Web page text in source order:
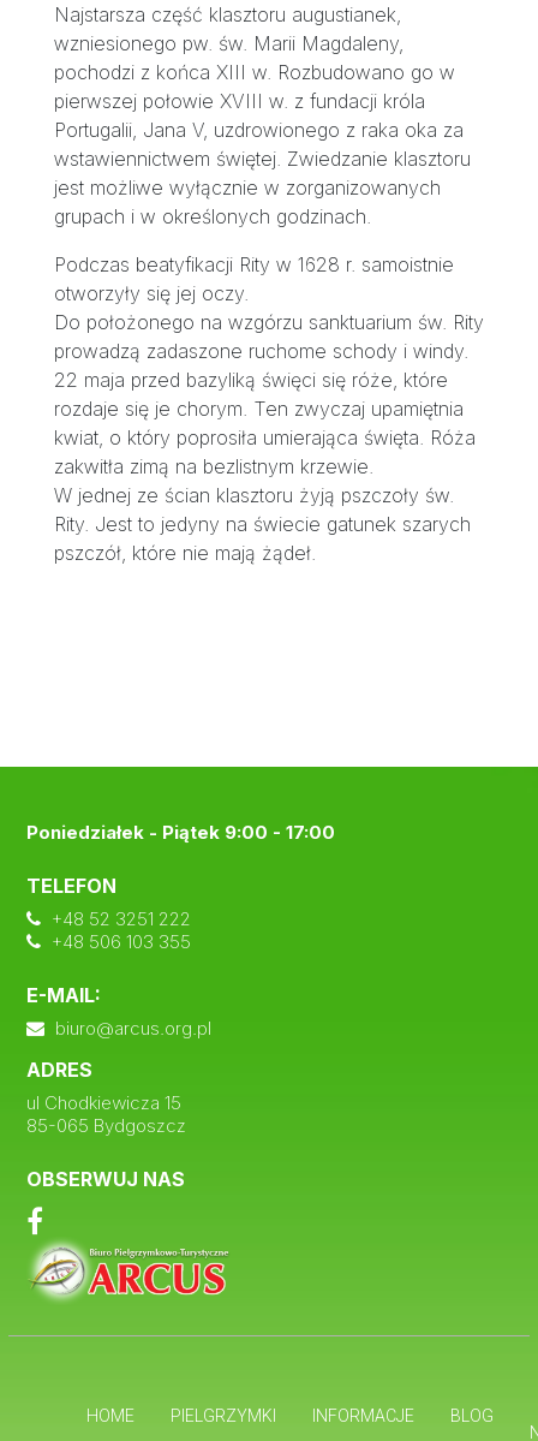
Najstarsza część klasztoru augustianek,
wzniesionego pw. św. Marii Magdaleny,
pochodzi z końca XIII w. Rozbudowano go w
pierwszej połowie XVIII w. z fundacji króla
Portugalii, Jana V, uzdrowionego z raka oka za
wstawiennictwem świętej. Zwiedzanie klasztoru
jest możliwe wyłącznie w zorganizowanych
grupach i w określonych godzinach.
Podczas beatyfikacji Rity w 1628 r. samoistnie
otworzyły się jej oczy.
Do położonego na wzgórzu sanktuarium św. Rity
prowadzą zadaszone ruchome schody i windy.
22 maja przed bazyliką święci się róże, które
rozdaje się je chorym. Ten zwyczaj upamiętnia
kwiat, o który poprosiła umierająca święta. Róża
zakwitła zimą na bezlistnym krzewie.
W jednej ze ścian klasztoru żyją pszczoły św.
Rity. Jest to jedyny na świecie gatunek szarych
pszczół, które nie mają żądeł.
Poniedziałek - Piątek 9:00 - 17:00
TELEFON
+48 52 3251 222
+48 506 103 355
E-MAIL:
biuro@arcus.org.pl
ADRES
ul Chodkiewicza 15
85-065 Bydgoszcz
OBSERWUJ NAS
HOME PIELGRZYMKI INFORMACJE
BLOG